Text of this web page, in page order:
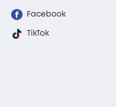
Facebook
TikTok